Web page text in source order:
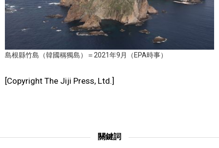
文化
島根縣竹島（韓國稱獨島）＝2021年9月（EPA時事）
[Copyright The Jiji Press, Ltd.]
關鍵詞